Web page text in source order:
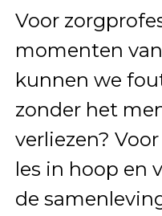
Voor
momenten
kunnen we
zonder het
verliezen?
les in hoop en
de